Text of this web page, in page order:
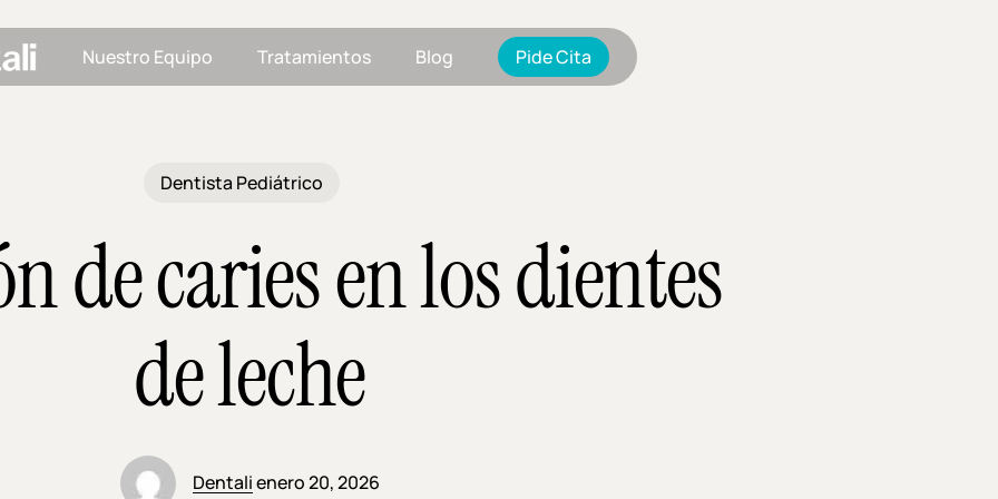
Nuestro Equipo Tratamientos Blog Pide Cita
Dentista Pediátrico
de caries en los dientes
de leche
Dentalienero 20, 2026